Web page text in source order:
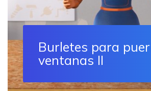
Burletes para
ventanas II